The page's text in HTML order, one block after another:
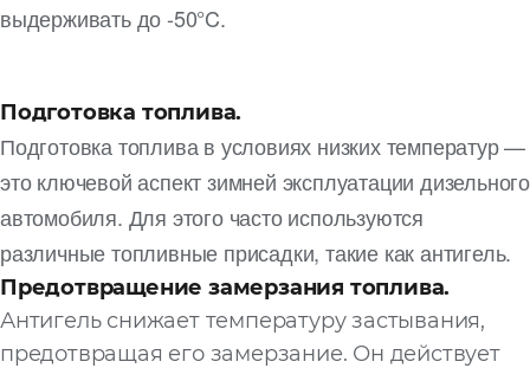
выдерживать до -50°C.
Подготовка топлива.
Подготовка топлива в условиях низких температур —
это ключевой аспект зимней эксплуатации дизельного
автомобиля. Для этого часто используются
различные топливные присадки, такие как антигель.
Предотвращение замерзания топлива.
Антигель снижает температуру застывания,
предотвращая его замерзание. Он действует